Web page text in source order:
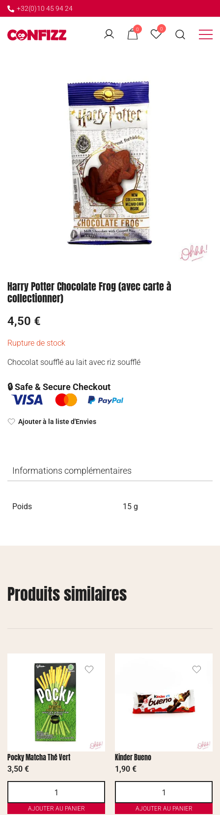
+32(0)10 45 94 24
0 0
← GO BACK
Harry Potter Chocolate Frog (avec carte à
collectionner)
4,50 €
Rupture de stock
Chocolat soufflé au lait avec riz soufflé
🔒 Safe & Secure Checkout
Ajouter à la liste d'Envies
Informations complémentaires
Poids 15 g
Produits similaires
Pocky Matcha Thé Vert
3,50 €
AJOUTER AU PANIER
Kinder Bueno
1,90 €
AJOUTER AU PANIER